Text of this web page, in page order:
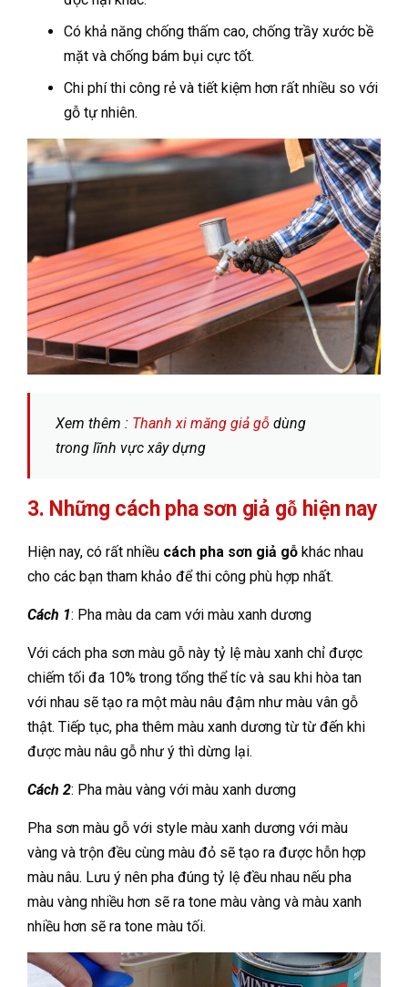
Có khả năng chống thấm cao, chống trầy xước bề
mặt và chống bám bụi cực tốt.
Chi phí thi công rẻ và tiết kiệm hơn rất nhiều so với
gỗ tự nhiên.
Xem thêm : Thanh xi măng giả gỗ dùng
trong lĩnh vực xây dựng
3. Những cách pha sơn giả gỗ hiện nay
Hiện nay, có rất nhiều cách pha sơn giả gỗ khác nhau
cho các bạn tham khảo để thi công phù hợp nhất.
Cách 1: Pha màu da cam với màu xanh dương
Với cách pha sơn màu gỗ này tỷ lệ màu xanh chỉ được
chiếm tối đa 10% trong tổng thể tíc và sau khi hòa tan
với nhau sẽ tạo ra một màu nâu đậm như màu vân gỗ
thật. Tiếp tục, pha thêm màu xanh dương từ từ đến khi
được màu nâu gỗ như ý thì dừng lại.
Cách 2: Pha màu vàng với màu xanh dương
Pha sơn màu gỗ với style màu xanh dương với màu
vàng và trộn đều cùng màu đỏ sẽ tạo ra được hỗn hợp
màu nâu. Lưu ý nên pha đúng tỷ lệ đều nhau nếu pha
màu vàng nhiều hơn sẽ ra tone màu vàng và màu xanh
nhiều hơn sẽ ra tone màu tối.